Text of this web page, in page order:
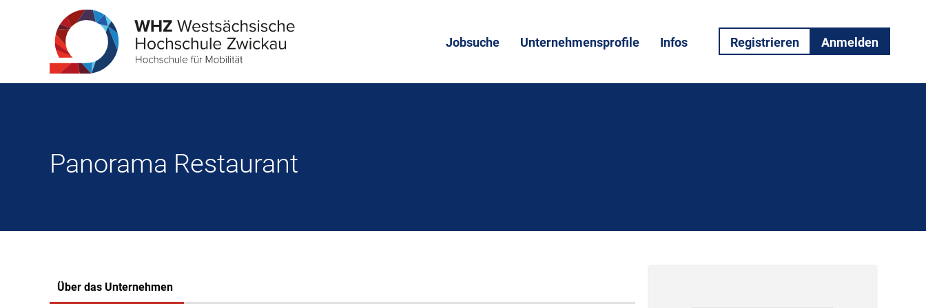
Jobsuche Unternehmensprofile Infos Registrieren Anmelden
Panorama Restaurant
Über das Unternehmen